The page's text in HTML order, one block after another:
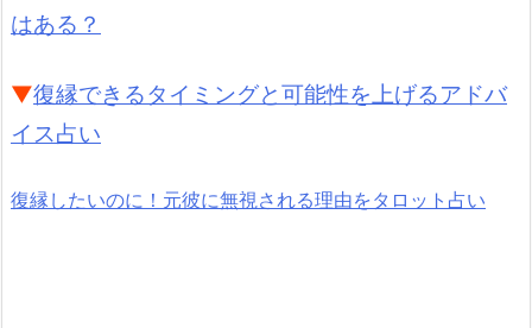
はある？
▼復縁できるタイミングと可能性を上げるアドバ
イス占い
復縁したいのに！元彼に無視される理由をタロット占い